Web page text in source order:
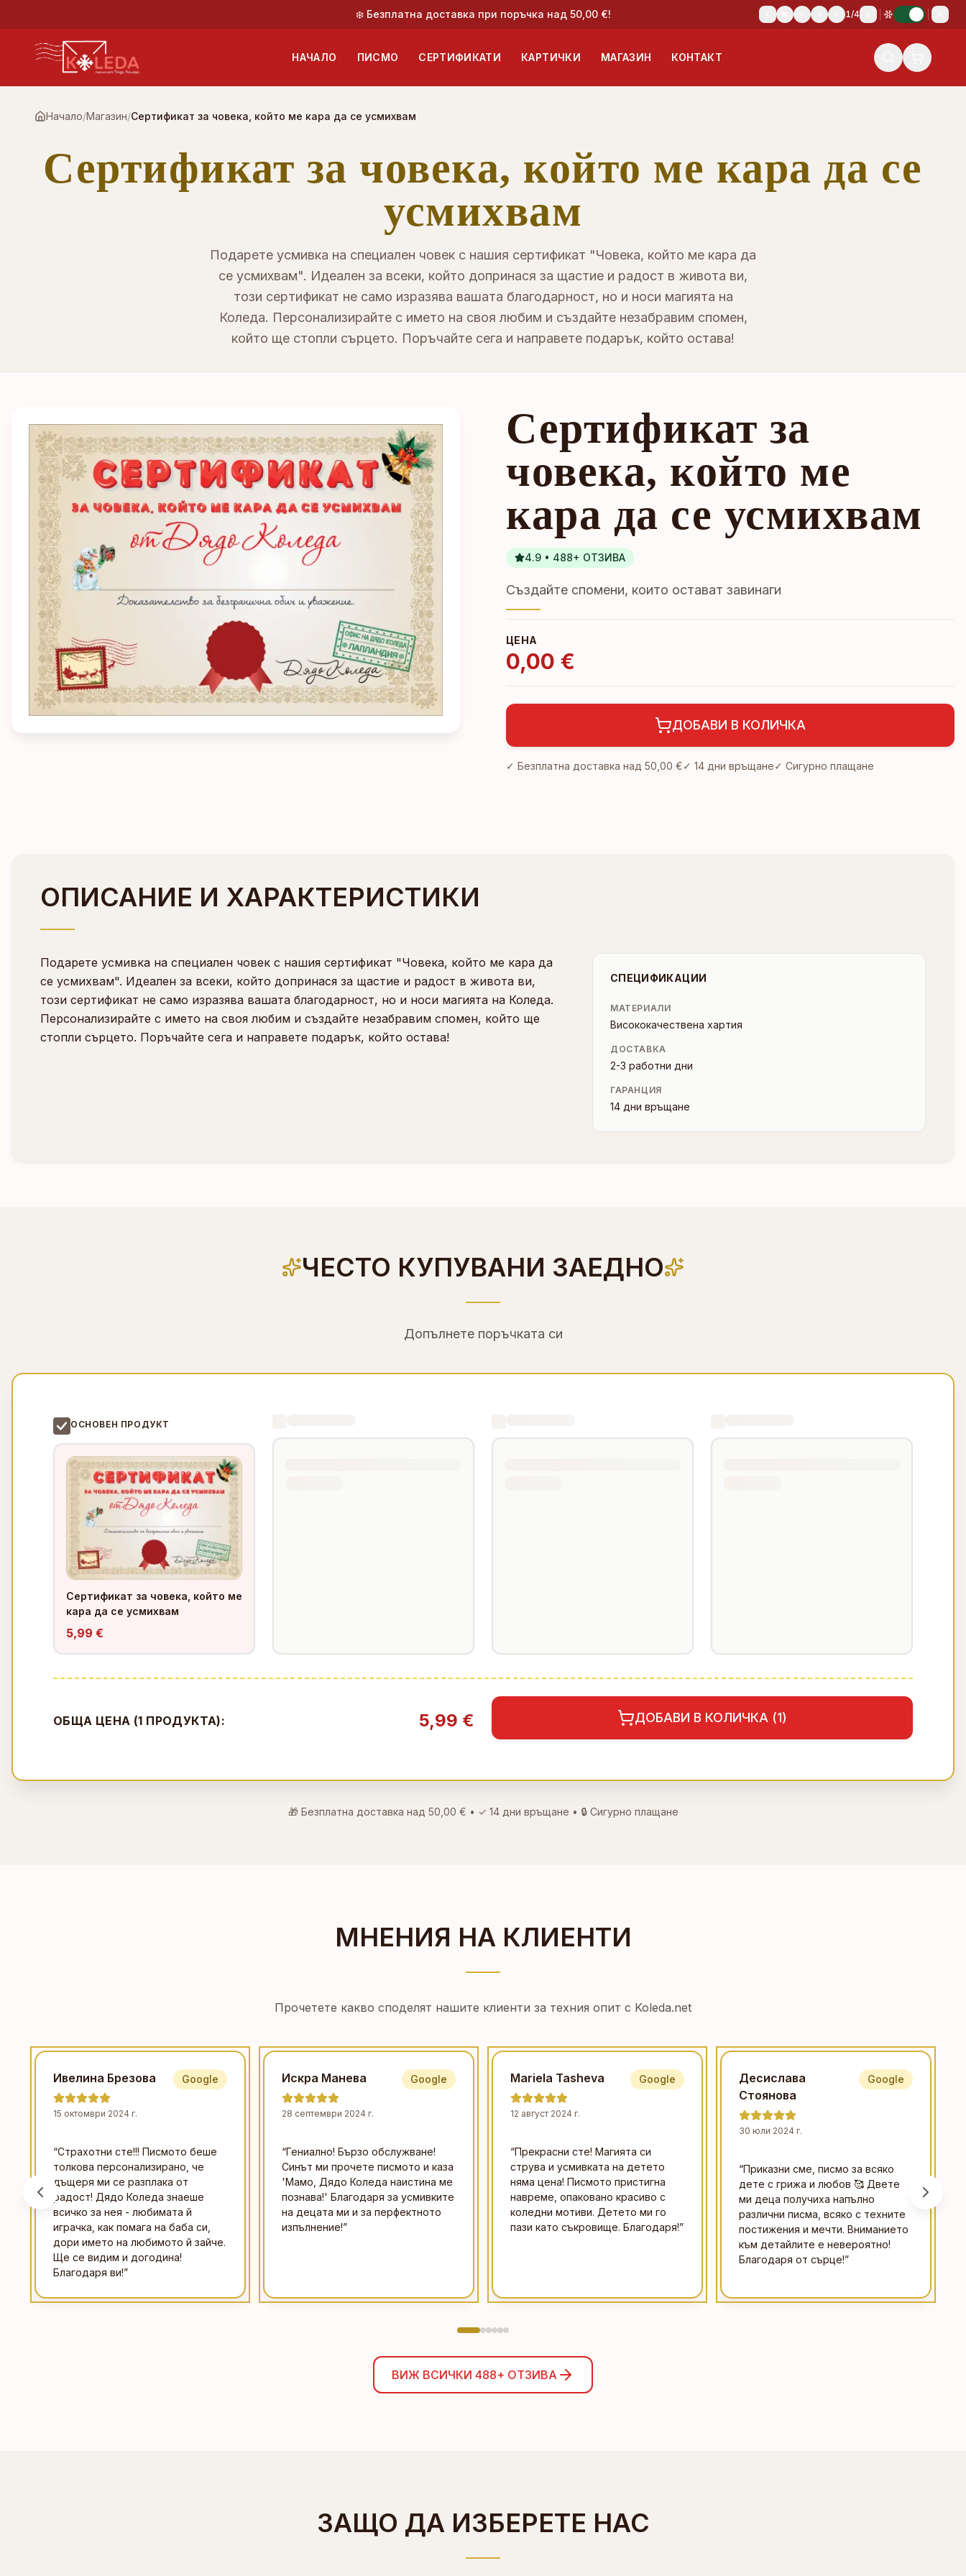
❄️ Безплатна доставка при поръчка над 50,00 €! 1/4
НАЧАЛО ПИСМО СЕРТИФИКАТИ КАРТИЧКИ МАГАЗИН КОНТАКТ
Начало/Магазин/Сертификат за човека, който ме кара да се усмихвам
Сертификат за човека, който ме кара да се
усмихвам
Подарете усмивка на специален човек с нашия сертификат "Човека, който ме кара да
се усмихвам". Идеален за всеки, който допринася за щастие и радост в живота ви,
този сертификат не само изразява вашата благодарност, но и носи магията на
Коледа. Персонализирайте с името на своя любим и създайте незабравим спомен,
който ще стопли сърцето. Поръчайте сега и направете подарък, който остава!
Сертификат за
човека, който ме
кара да се усмихвам
4.9 • 488+ ОТЗИВА
Създайте спомени, които остават завинаги
ЦЕНА
0,00 €
ДОБАВИ В КОЛИЧКА
✓ Безплатна доставка над 50,00 €✓ 14 дни връщане✓ Сигурно плащане
ОПИСАНИЕ И ХАРАКТЕРИСТИКИ
Подарете усмивка на специален човек с нашия сертификат "Човека, който ме кара да
се усмихвам". Идеален за всеки, който допринася за щастие и радост в живота ви,
този сертификат не само изразява вашата благодарност, но и носи магията на Коледа.
Персонализирайте с името на своя любим и създайте незабравим спомен, който ще
стопли сърцето. Поръчайте сега и направете подарък, който остава!
СПЕЦИФИКАЦИИ
МАТЕРИАЛИ
Висококачествена хартия
ДОСТАВКА
2-3 работни дни
ГАРАНЦИЯ
14 дни връщане
ЧЕСТО КУПУВАНИ ЗАЕДНО
Допълнете поръчката си
ОСНОВЕН ПРОДУКТ
Сертификат за човека, който ме
кара да се усмихвам
5,99 €
ОБЩА ЦЕНА (1 ПРОДУКТА): 5,99 € ДОБАВИ В КОЛИЧКА (1)
🎁 Безплатна доставка над 50,00 € • ✓ 14 дни връщане • 🔒 Сигурно плащане
МНЕНИЯ НА КЛИЕНТИ
Прочетете какво споделят нашите клиенти за техния опит с Koleda.net
Ивелина Брезова
15 октомври 2024 г.
Google
“Страхотни сте!!! Писмото беше
толкова персонализирано, че
дъщеря ми се разплака от
радост! Дядо Коледа знаеше
всичко за нея - любимата й
играчка, как помага на баба си,
дори името на любимото й зайче.
Ще се видим и догодина!
Благодаря ви!”
Искра Манева
28 септември 2024 г.
Google
“Гениално! Бързо обслужване!
Синът ми прочете писмото и каза
'Мамо, Дядо Коледа наистина ме
познава!' Благодаря за усмивките
на децата ми и за перфектното
изпълнение!”
Mariela Tasheva
12 август 2024 г.
Google
“Прекрасни сте! Магията си
струва и усмивката на детето
няма цена! Писмото пристигна
навреме, опаковано красиво с
коледни мотиви. Детето ми го
пази като съкровище. Благодаря!”
Десислава
Стоянова
30 юли 2024 г.
Google
“Приказни сме, писмо за всяко
дете с грижа и любов 🥰 Двете
ми деца получиха напълно
различни писма, всяко с техните
постижения и мечти. Вниманието
към детайлите е невероятно!
Благодаря от сърце!”
ВИЖ ВСИЧКИ 488+ ОТЗИВА
ЗАЩО ДА ИЗБЕРЕТЕ НАС